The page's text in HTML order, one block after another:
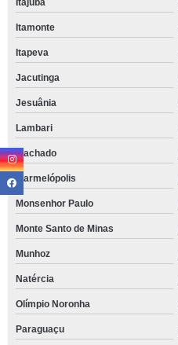
Itajubá
Itamonte
Itapeva
Jacutinga
Jesuânia
Lambari
Machado
Marmelópolis
Monsenhor Paulo
Monte Santo de Minas
Munhoz
Natércia
Olímpio Noronha
Paraguaçu